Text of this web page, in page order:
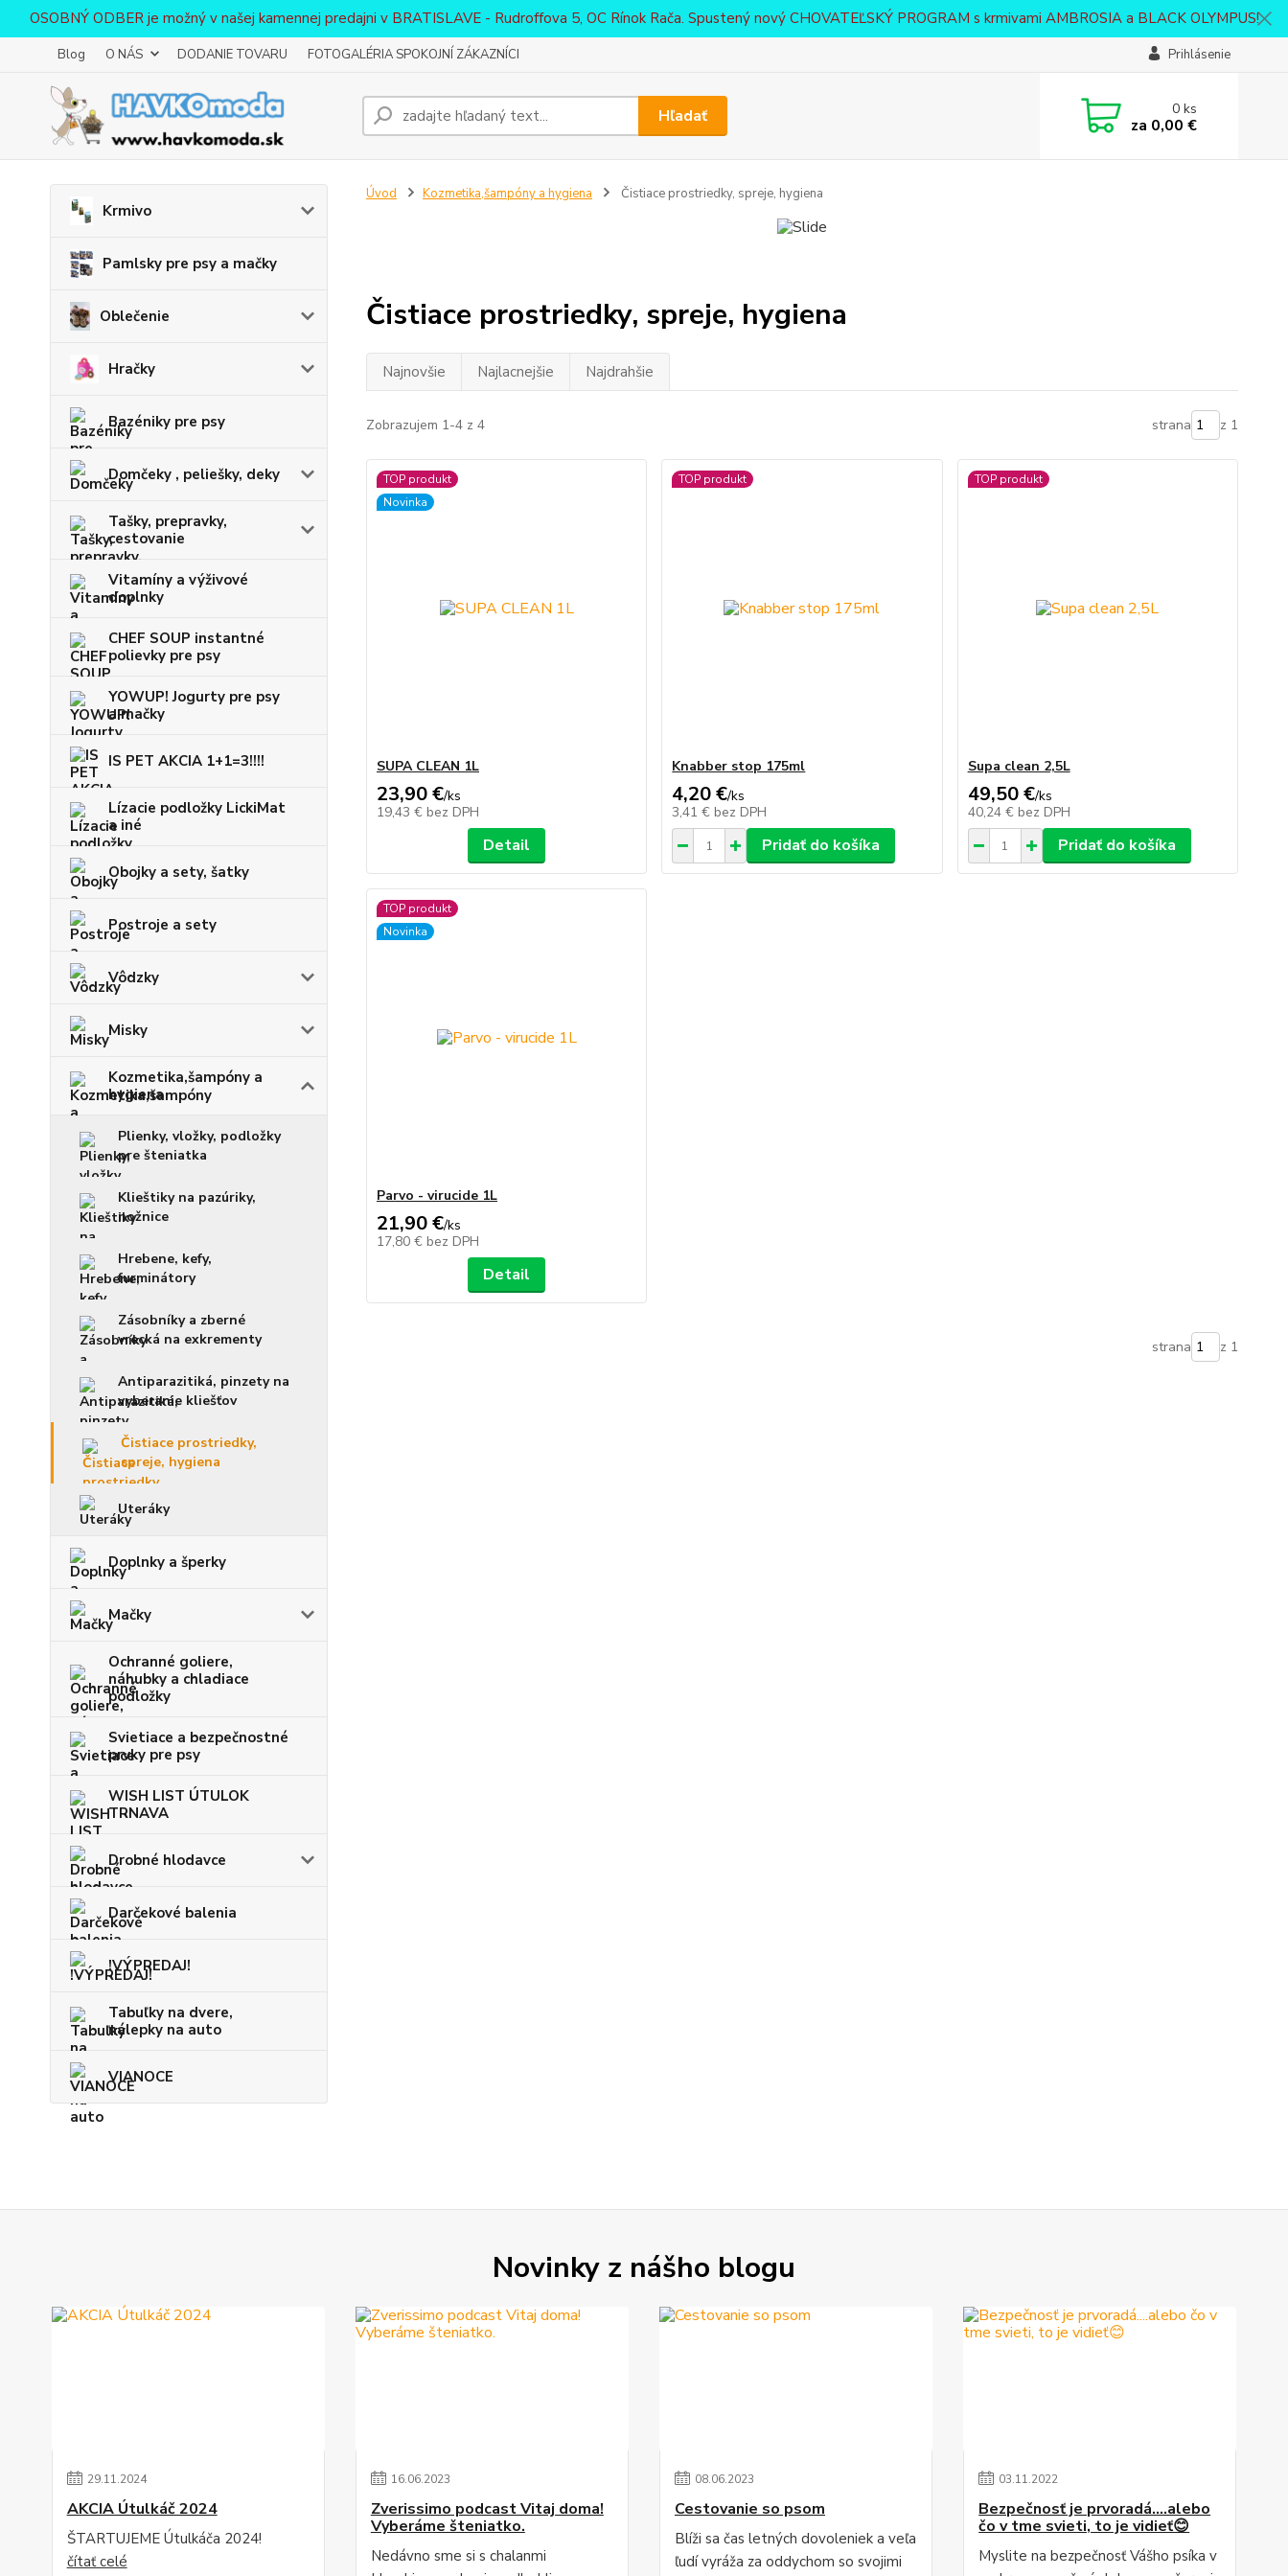
OSOBNÝ ODBER je možný v našej kamennej predajni v BRATISLAVE - Rudroffova 5, OC Rínok Rača. Spustený nový CHOVATEĽSKÝ PROGRAM s krmivami AMBROSIA a BLACK OLYMPUS!
Blog O NÁS DODANIE TOVARU FOTOGALÉRIA SPOKOJNÍ ZÁKAZNÍCI Prihlásenie
Hľadať 0ks
za 0,00 €
Krmivo
Pamlsky pre psy a mačky
Oblečenie
Hračky
Bazéniky pre psy
Domčeky , peliešky, deky
Tašky, prepravky,
cestovanie
Vitamíny a výživové
doplnky
CHEF SOUP instantné
polievky pre psy
YOWUP! Jogurty pre psy
a mačky
IS PET AKCIA 1+1=3!!!!
Lízacie podložky LickiMat
a iné
Obojky a sety, šatky
Postroje a sety
Vôdzky
Misky
Kozmetika,šampóny a
hygiena
Plienky, vložky, podložky
pre šteniatka
Klieštiky na pazúriky,
nožnice
Hrebene, kefy,
furminátory
Zásobníky a zberné
vrecká na exkrementy
Antiparazitiká, pinzety na
vyberanie kliešťov
Čistiace prostriedky,
spreje, hygiena
Uteráky
Doplnky a šperky
Mačky
Ochranné goliere,
náhubky a chladiace
podložky
Svietiace a bezpečnostné
prvky pre psy
WISH LIST ÚTULOK
TRNAVA
Drobné hlodavce
Darčekové balenia
!VÝPREDAJ!
Tabuľky na dvere,
nálepky na auto
VIANOCE
Úvod Kozmetika,šampóny a hygiena Čistiace prostriedky, spreje, hygiena
Čistiace prostriedky, spreje, hygiena
Najnovšie Najlacnejšie Najdrahšie
Zobrazujem 1-4 z 4 strana z 1
TOP produkt
Novinka
SUPA CLEAN 1L
23,90 €/ks
19,43 € bez DPH
Detail
TOP produkt
Knabber stop 175ml
4,20 €/ks
3,41 € bez DPH
Pridať do košíka
TOP produkt
Supa clean 2,5L
49,50 €/ks
40,24 € bez DPH
Pridať do košíka
TOP produkt
Novinka
Parvo - virucide 1L
21,90 €/ks
17,80 € bez DPH
Detail
strana z 1
Novinky z nášho blogu
29.11.2024
AKCIA Útulkáč 2024
ŠTARTUJEME Útulkáča 2024!
čítať celé
16.06.2023
Zverissimo podcast Vitaj doma!
Vyberáme šteniatko.
Nedávno sme si s chalanmi
08.06.2023
Cestovanie so psom
Blíži sa čas letných dovoleniek a veľa
ľudí vyráža za oddychom so svojimi
03.11.2022
Bezpečnosť je prvoradá....alebo
čo v tme svieti, to je vidieť😊
Myslite na bezpečnosť Vášho psíka v